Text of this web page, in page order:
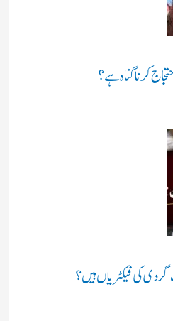
کرنا گناہ ہے؟
کی فیکٹریاں ہیں؟